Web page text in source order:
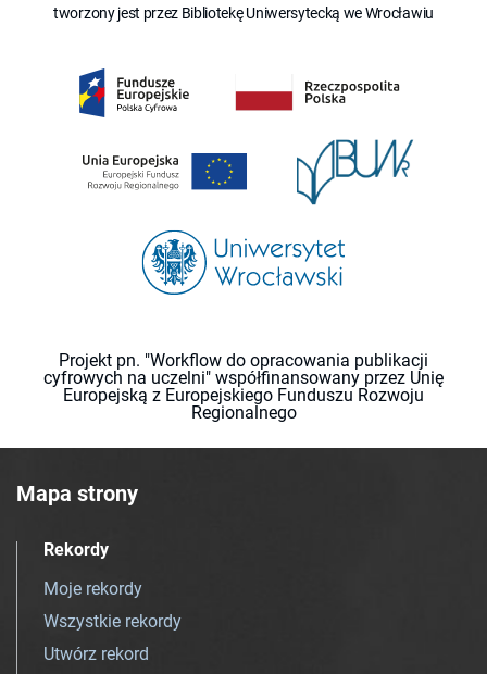
tworzony jest przez Bibliotekę Uniwersytecką we Wrocławiu
Projekt pn. "Workflow do opracowania publikacji
cyfrowych na uczelni" współfinansowany przez Unię
Europejską z Europejskiego Funduszu Rozwoju
Regionalnego
Mapa strony
Rekordy
Moje rekordy
Wszystkie rekordy
Utwórz rekord